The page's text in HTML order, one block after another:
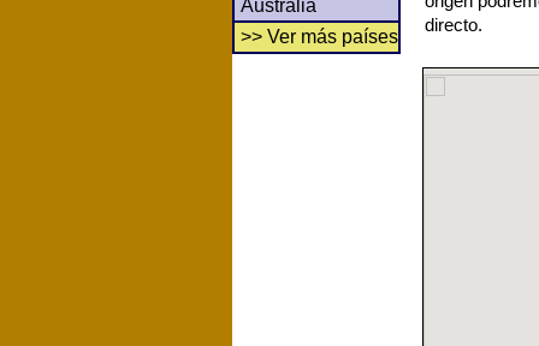
Australia
>> Ver más países
directo.